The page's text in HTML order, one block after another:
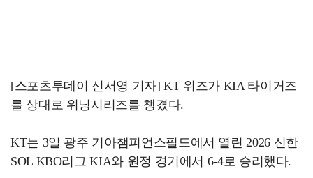
[스포츠투데이 신서영 기자] KT 위즈가 KIA 타이거즈
를 상대로 위닝시리즈를 챙겼다.
KT는 3일 광주 기아챔피언스필드에서 열린 2026 신한
SOL KBO리그 KIA와 원정 경기에서 6-4로 승리했다.